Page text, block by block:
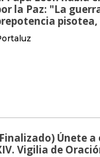
la Paz: "La
Únete a
Vigilia de